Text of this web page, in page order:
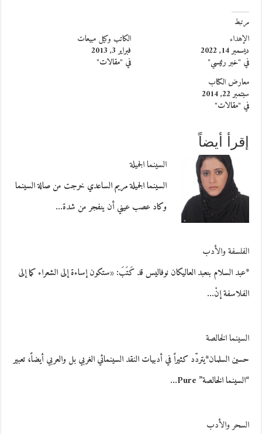
مرتبط
الإهداء
ديسمبر 14, 2022
في "خبر رئيسي"
الكاتب وكيل مبيعات
فبراير 3, 2013
في "مقالات"
معارض الكتاب
سبتمبر 22, 2014
في "مقالات"
إقرأ أيضاً
السينما الجميلة
السينما الجميلة مريم الساعدي خرجت من صالة السينما
وكاد عصب عيني أن ينفجر من شدة…
الفلسفة والأدب
*عبد السلام بنعبد العاليكان نوفاليس قد كَتَبَ: «ستكون إساءة إلى الشعراء كما إلى
الفلاسفة إنْ…
السينما الخالصة
حسين السلمان*يتردّد كثيراً في أدبيات النقد السينمائي الغربي بل والعربي أيضاً، تعبير
“السينما الخالصة” Pure…
السحر والأدب